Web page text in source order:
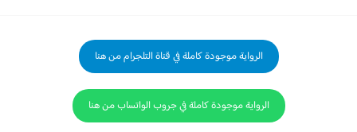
الرواية موجودة كاملة في قناة التلجرام من هنا
الرواية موجودة كاملة في جروب الواتساب من هنا